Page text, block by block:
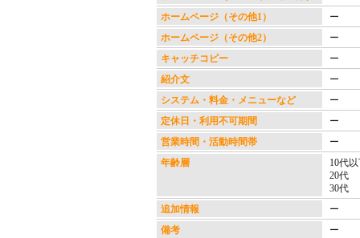
ホームページ（その他1）
ー
ホームページ（その他2）
ー
キャッチコピー
ー
紹介文
ー
システム・料金・メニューなど
ー
定休日・利用不可期間
ー
営業時間・活動時間帯
ー
年齢層
10代
20代
30代
追加情報
ー
備考
ー